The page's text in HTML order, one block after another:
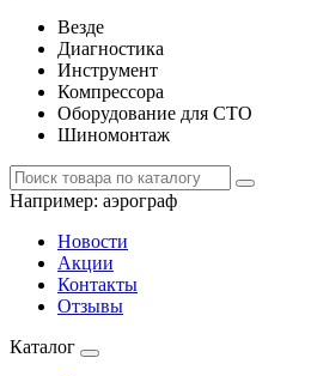
Везде
Диагностика
Инструмент
Компрессора
Оборудование для СТО
Шиномонтаж
Например: аэрограф
Новости
Акции
Контакты
Отзывы
Каталог